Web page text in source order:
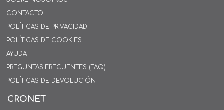
CONTACTO
POLÍTICAS DE PRIVACIDAD
POLÍTICAS DE COOKIES
AYUDA
PREGUNTAS FRECUENTES (FAQ)
POLÍTICAS DE DEVOLUCIÓN
CRONET